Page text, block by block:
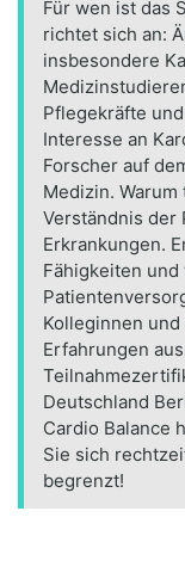
Für wen ist das
richtet sich an:
insbesondere
Pflegekräfte
Interesse an
Forscher auf
Medizin.
Verständnis der
Erkrankungen.
Fähigkeiten
Kolleginnen
Erfahrungen
Deutschland
Cardio Balance
Sie sich
begrenzt!